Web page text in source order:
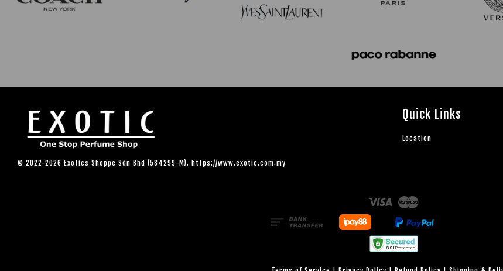
© 2022-2026 Exotics Shoppe Sdn Bhd (584299-M). https://www.exotic.com.my
Quick Links
Location
Visa